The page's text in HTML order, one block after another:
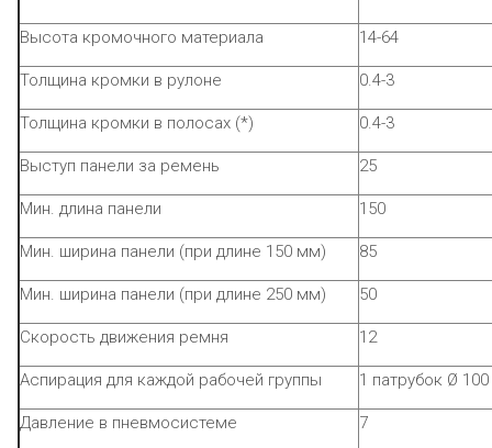
Высота кромочного материала 14-64
Толщина кромки в рулоне 0.4-3
Толщина кромки в полосах (*) 0.4-3
Выступ панели за ремень 25
Мин. длина панели 150
Мин. ширина панели (при длине 150 мм) 85
Мин. ширина панели (при длине 250 мм) 50
Скорость движения ремня 12
Аспирация для каждой рабочей группы 1 патрубок Ø 100
Давление в пневмосистеме 7